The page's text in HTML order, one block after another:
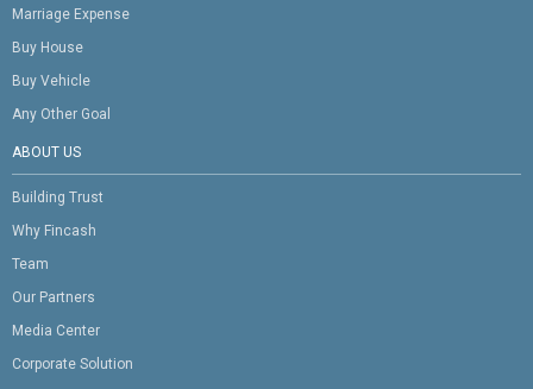
Marriage Expense
Buy House
Buy Vehicle
Any Other Goal
ABOUT US
Building Trust
Why Fincash
Team
Our Partners
Media Center
Corporate Solution